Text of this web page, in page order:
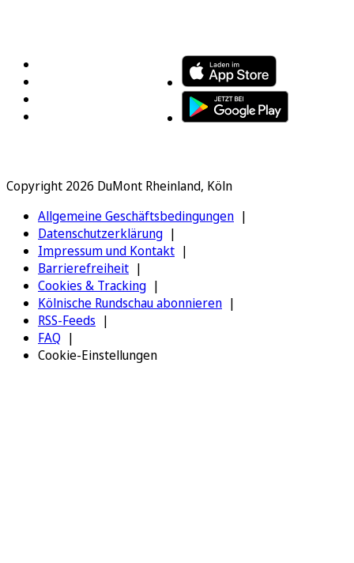
Copyright 2026 DuMont Rheinland, Köln
Allgemeine Geschäftsbedingungen
Datenschutzerklärung
Impressum und Kontakt
Barrierefreiheit
Cookies & Tracking
Kölnische Rundschau abonnieren
RSS-Feeds
FAQ
Cookie-Einstellungen